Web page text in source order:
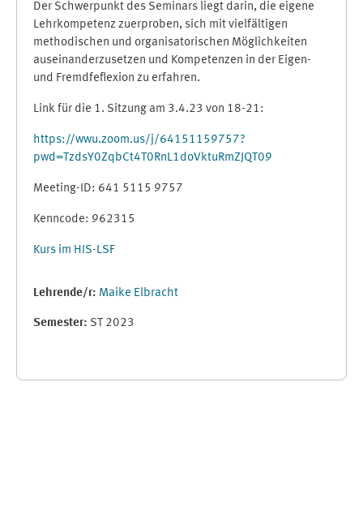
Der Schwerpunkt des Seminars liegt darin, die eigene
Lehrkompetenz zuerproben, sich mit vielfältigen
methodischen und organisatorischen Möglichkeiten
auseinanderzusetzen und Kompetenzen in der Eigen-
und Fremdfeflexion zu erfahren.
Link für die 1. Sitzung am 3.4.23 von 18-21:
https://wwu.zoom.us/j/64151159757?
pwd=TzdsY0ZqbCt4T0RnL1doVktuRmZJQT09
Meeting-ID: 641 5115 9757
Kenncode: 962315
Kurs im HIS-LSF
Lehrende/r: Maike Elbracht
Semester: ST 2023